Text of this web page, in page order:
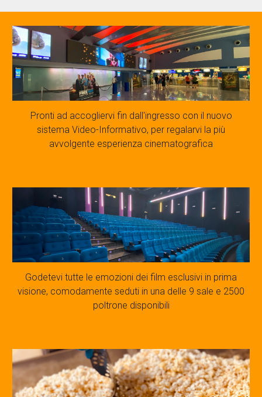
Pronti ad accogliervi fin dall'ingresso con il nuovo
sistema Video-Informativo, per regalarvi la più
avvolgente esperienza cinematografica
Godetevi tutte le emozioni dei film esclusivi in prima
visione, comodamente seduti in una delle 9 sale e 2500
poltrone disponibili